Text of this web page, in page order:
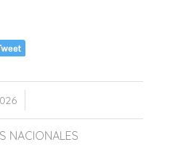
NACIONALES